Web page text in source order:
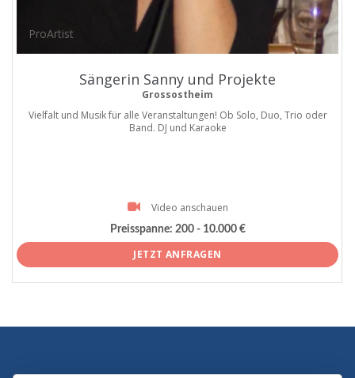
ProArtist
Sängerin Sanny und Projekte
Grossostheim
Vielfalt und Musik für alle Veranstaltungen! Ob Solo, Duo, Trio oder
Band. DJ und Karaoke
Video anschauen
Preisspanne: 200 - 10.000 €
JETZT ANFRAGEN